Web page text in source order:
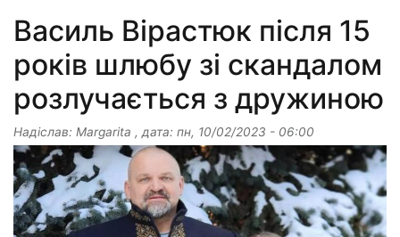
Василь Вірастюк після 15
років шлюбу зі скандалом
розлучається з дружиною
Надіслав: Margarita , дата: пн, 10/02/2023 - 06:00